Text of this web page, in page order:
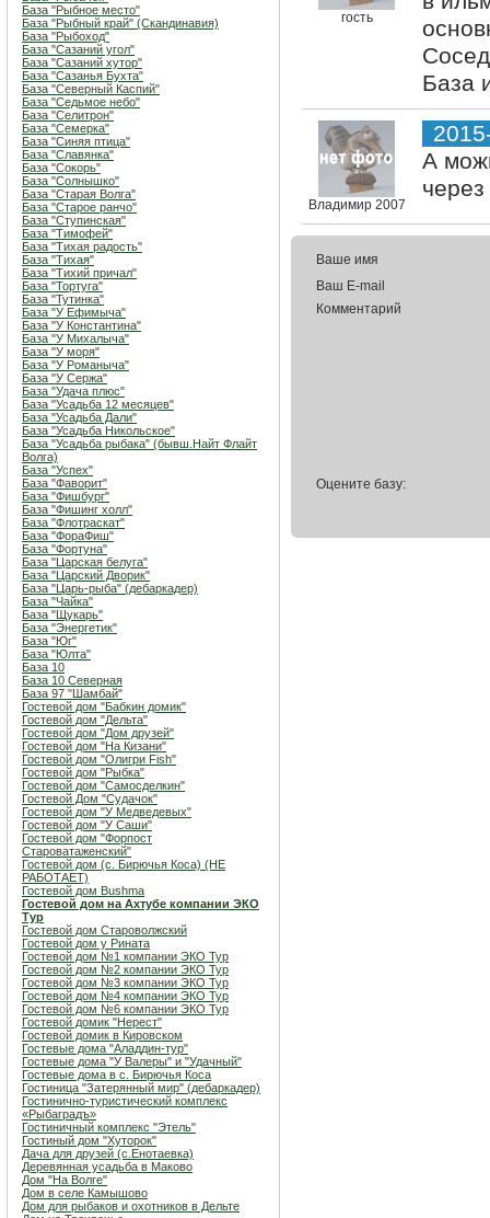
База "Рыбное место"
База "Рыбный край" (Скандинавия)
База "Рыбоход"
База "Сазаний угол"
База "Сазаний хутор"
База "Сазанья Бухта"
База "Северный Каспий"
База "Седьмое небо"
База "Селитрон"
База "Семерка"
База "Синяя птица"
База "Славянка"
База "Сокорь"
База "Солнышко"
База "Старая Волга"
База "Старое ранчо"
База "Ступинская"
База "Тимофей"
База "Тихая радость"
База "Тихая"
База "Тихий причал"
База "Тортуга"
База "Тутинка"
База "У Ефимыча"
База "У Константина"
База "У Михалыча"
База "У моря"
База "У Романыча"
База "У Сержа"
База "Удача плюс"
База "Усадьба 12 месяцев"
База "Усадьба Дали"
База "Усадьба Никольское"
База "Усадьба рыбака" (бывш.Найт Флайт
Волга)
База "Успех"
База "Фаворит"
База "Фишбург"
База "Фишинг холл"
База "Флотраскат"
База "ФораФиш"
База "Фортуна"
База "Царская белуга"
База "Царский Дворик"
База "Царь-рыба" (дебаркадер)
База "Чайка"
База "Щукарь"
База "Энергетик"
База "Юг"
База "Юлта"
База 10
База 10 Северная
База 97 "Шамбай"
Гостевой дом "Бабкин домик"
Гостевой дом "Дельта"
Гостевой дом "Дом друзей"
Гостевой дом "На Кизани"
Гостевой дом "Олигри Fish"
Гостевой дом "Рыбка"
Гостевой дом "Самосделкин"
Гостевой Дом "Судачок"
Гостевой дом "У Медведевых"
Гостевой дом "У Саши"
Гостевой дом "Форпост
Староватаженский"
Гостевой дом (с. Бирючья Коса) (НЕ
РАБОТАЕТ)
Гостевой дом Bushma
Гостевой дом на Ахтубе компании ЭКО
Тур
Гостевой дом Староволжский
Гостевой дом у Рината
Гостевой дом №1 компании ЭКО Тур
Гостевой дом №2 компании ЭКО Тур
Гостевой дом №3 компании ЭКО Тур
Гостевой дом №4 компании ЭКО Тур
Гостевой дом №6 компании ЭКО Тур
Гостевой домик "Нерест"
Гостевой домик в Кировском
Гостевые дома "Аладдин-тур"
Гостевые дома "У Валеры" и "Удачный"
Гостевые дома в с. Бирючья Коса
Гостиница "Затерянный мир" (дебаркадер)
Гостинично-туристический комплекс
«Рыбаградъ»
Гостиничный комплекс "Этель"
Гостиный дом "Хуторок"
Дача для друзей (с.Енотаевка)
Деревянная усадьба в Маково
Дом "На Волге"
Дом в селе Камышово
Дом для рыбаков и охотников в Дельте
гость
База
Владимир 2007
А
Ваше имя
Ваш E-mail
Комментарий
Оцените базу: